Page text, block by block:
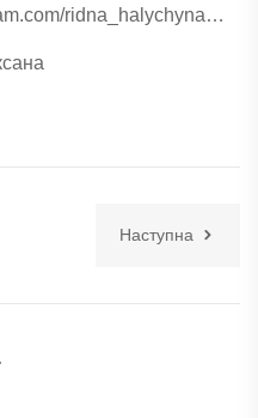
ridna_halychyna…
Наступна